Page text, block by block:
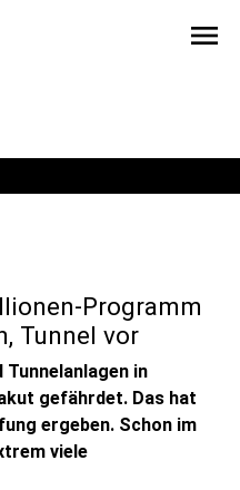
menu
Programm
Tunnel vor
Tunnelanlagen in
gefährdet. Das hat
ergeben. Schon im
viele